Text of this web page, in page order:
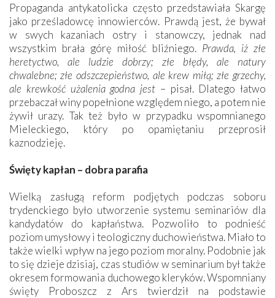
Propaganda antykatolicka często przedstawiała Skargę
jako prześladowcę innowierców. Prawdą jest, że bywał
w swych kazaniach ostry i stanowczy, jednak nad
wszystkim brała górę miłość bliźniego. Prawda, iż złe
heretyctwo, ale ludzie dobrzy; złe błędy, ale natury
chwalebne; złe odszczepieństwo, ale krew miłą; złe grzechy,
ale krewkość użalenia godna jest – pisał. Dlatego łatwo
przebaczał winy popełnione względem niego, a potem nie
żywił urazy. Tak też było w przypadku wspomnianego
Mieleckiego, który po opamiętaniu przeprosił
kaznodzieję.
Święty kapłan – dobra parafia
Wielką zasługą reform podjętych podczas soboru
trydenckiego było utworzenie systemu seminariów dla
kandydatów do kapłaństwa. Pozwoliło to podnieść
poziom umysłowy i teologiczny duchowieństwa. Miało to
także wielki wpływ na jego poziom moralny. Podobnie jak
to się dzieje dzisiaj, czas studiów w seminarium był także
okresem formowania duchowego kleryków. Wspomniany
święty Proboszcz z Ars twierdził na podstawie